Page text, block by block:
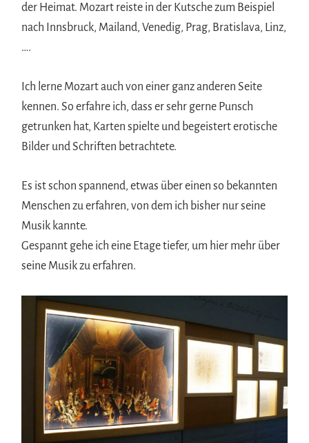
der Heimat. Mozart reiste in der Kutsche zum Beispiel
nach Innsbruck, Mailand, Venedig, Prag, Bratislava, Linz,
….
Ich lerne Mozart auch von einer ganz anderen Seite
kennen. So erfahre ich, dass er sehr gerne Punsch
getrunken hat, Karten spielte und begeistert erotische
Bilder und Schriften betrachtete.
Es ist schon spannend, etwas über einen so bekannten
Menschen zu erfahren, von dem ich bisher nur seine
Musik kannte.
Gespannt gehe ich eine Etage tiefer, um hier mehr über
seine Musik zu erfahren.